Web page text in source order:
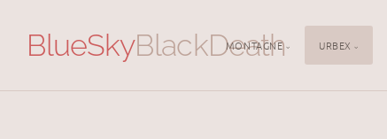
BlueSkyBlackDeath
MONTAGNE URBEX